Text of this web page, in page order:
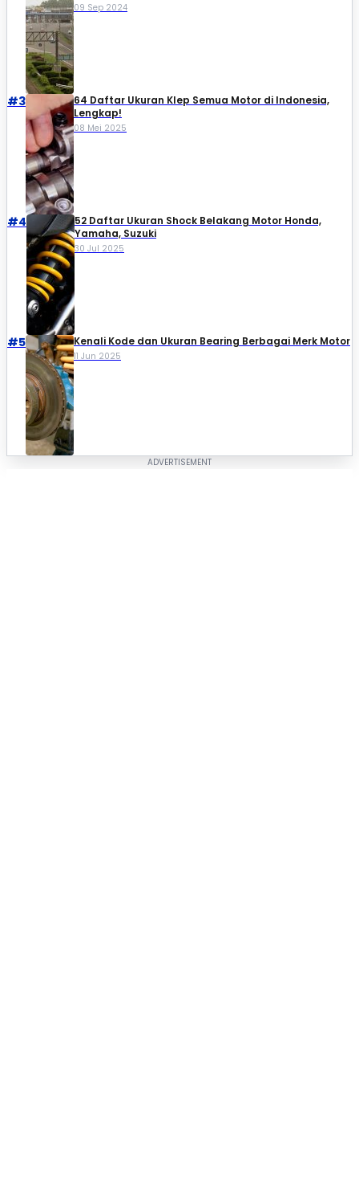
09 Sep 2024
#3
64 Daftar Ukuran Klep Semua Motor di Indonesia,
Lengkap!
08 Mei 2025
#4
52 Daftar Ukuran Shock Belakang Motor Honda,
Yamaha, Suzuki​
30 Jul 2025
#5 Kenali Kode dan Ukuran Bearing Berbagai Merk Motor
11 Jun 2025